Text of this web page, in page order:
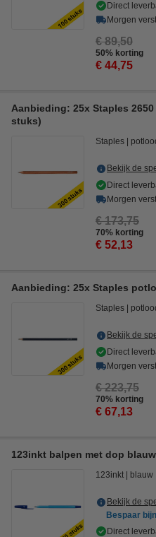
Direct
Morgen
€ 89,50
50% korting
€ 44,75
Aanbieding: 25x Staples
stuks)
Staples
Bekijk de
Direct
Morgen
€ 173,75
70% korting
€ 52,13
Aanbieding: 25x Staples
Staples
Bekijk de
Direct
Morgen
€ 223,75
70% korting
€ 67,13
123inkt balpen met dop
123inkt blauw
Bekijk de
Bespaar
Direct